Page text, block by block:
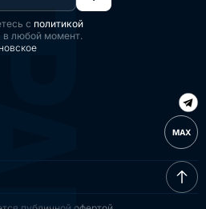
с политикой
в любой момент.
MAX